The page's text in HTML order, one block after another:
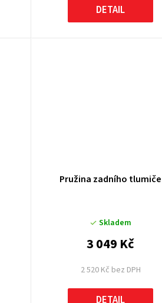
DETAIL
Pružina zadního tlumiče
Skladem
2 520 Kč bez DPH
3 049 Kč
DETAIL